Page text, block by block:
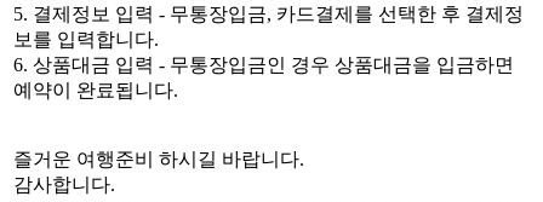
5. 결제정보 입력 - 무통장입금, 카드결제를 선택한 후 결제정
보를 입력합니다.
6. 상품대금 입력 - 무통장입금인 경우 상품대금을 입금하면
예약이 완료됩니다.
즐거운 여행준비 하시길 바랍니다.
감사합니다.